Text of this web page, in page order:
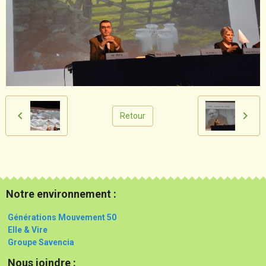
Retour
Notre environnement :
Générations Mouvement 50
Elle & Vire
Groupe Savencia
Nous joindre :